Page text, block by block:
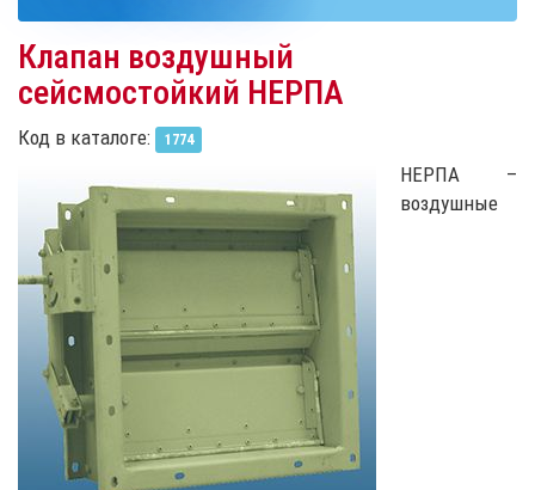
Клапан воздушный
сейсмостойкий НЕРПА
Код в каталоге: 1774
НЕРПА –
воздушные